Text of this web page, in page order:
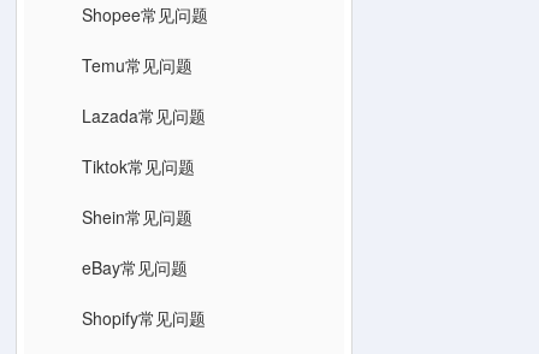
Shopee常见问题
Temu常见问题
Lazada常见问题
Tiktok常见问题
Shein常见问题
eBay常见问题
Shopify常见问题